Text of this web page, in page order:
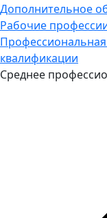
Дополнительное
Рабочие
квалификации
Среднее